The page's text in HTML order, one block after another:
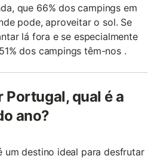
que 66% dos campings em
pode, aproveitar o sol. Se
lá fora e se especialmente
dos campings têm-nos .
Portugal, qual é a
ano?
um destino ideal para desfrutar